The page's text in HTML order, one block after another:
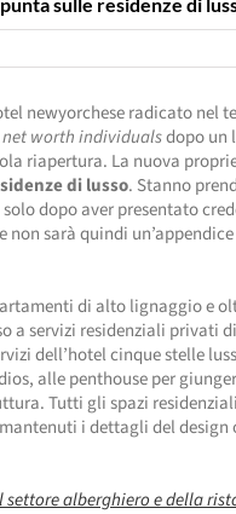
newyorchese radicato nel
worth individualsdopo un
riapertura. La nuova
di lusso. Stanno
dopo aver presentato
sarà quindi
di alto lignaggio e
a servizi residenziali privati
dell’hotel cinque stelle
alle penthouse per
Tutti gli spazi
i dettagli del
alberghiero e della